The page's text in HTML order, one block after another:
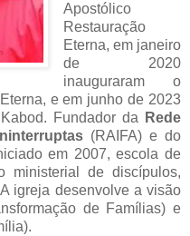
Apostólico
Restauração
Eterna, em janeiro
de 2020
inauguraram o
e em junho de 2023
Fundador da Rede
(RAIFA) e do
em 2007, escola de
ministerial de discípulos,
igreja desenvolve a visão
de Famílias) e